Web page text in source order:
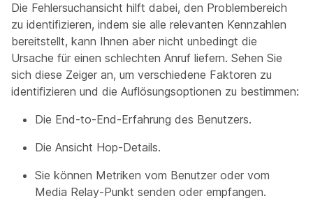
Die Fehlersuchansicht hilft dabei, den Problembereich
zu identifizieren, indem sie alle relevanten Kennzahlen
bereitstellt, kann Ihnen aber nicht unbedingt die
Ursache für einen schlechten Anruf liefern. Sehen Sie
sich diese Zeiger an, um verschiedene Faktoren zu
identifizieren und die Auflösungsoptionen zu bestimmen:
Die End-to-End-Erfahrung des Benutzers.
Die Ansicht Hop-Details.
Sie können Metriken vom Benutzer oder vom
Media Relay-Punkt senden oder empfangen.